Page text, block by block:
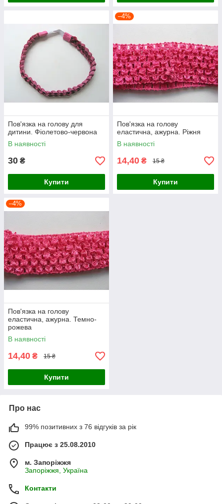
Пов'язка на голову для
дитини. Фіолетово-червона
В наявності
30 ₴
Купити
–4%
Пов'язка на голову
еластична, ажурна. Ріжня
В наявності
14,40 ₴ 15 ₴
Купити
–4%
Пов'язка на голову
еластична, ажурна. Темно-
рожева
В наявності
14,40 ₴ 15 ₴
Купити
Про нас
99% позитивних з 76 відгуків за рік
Працює з 25.08.2010
м. Запоріжжя
Запоріжжя, Україна
Контакти